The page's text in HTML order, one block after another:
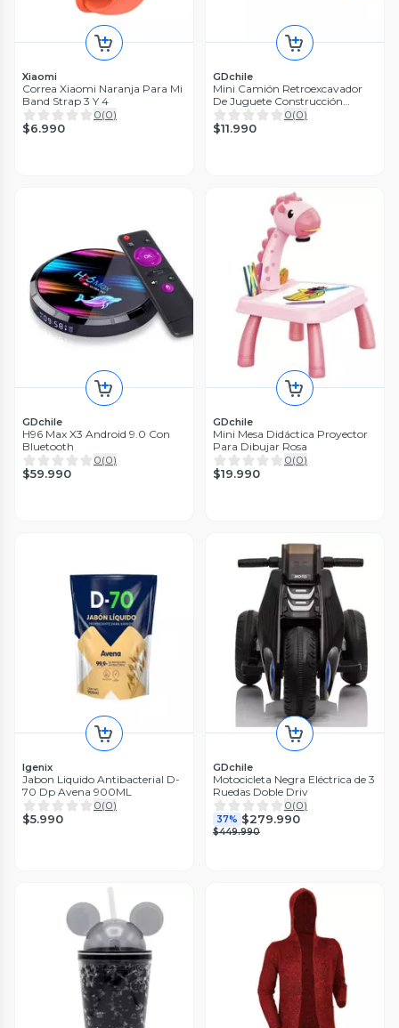
Xiaomi
Correa Xiaomi Naranja Para Mi
Band Strap 3 Y 4
0(0)
$6.990
GDchile
Mini Camión Retroexcavador
De Juguete Construcción
Amarillo
0(0)
$11.990
GDchile
H96 Max X3 Android 9.0 Con
Bluetooth
0(0)
$59.990
GDchile
Mini Mesa Didáctica Proyector
Para Dibujar Rosa
0(0)
$19.990
Igenix
Jabon Liquido Antibacterial D-
70 Dp Avena 900ML
0(0)
$5.990
GDchile
Motocicleta Negra Eléctrica de 3
Ruedas Doble Driv
0(0)
37% $279.990
$449.990